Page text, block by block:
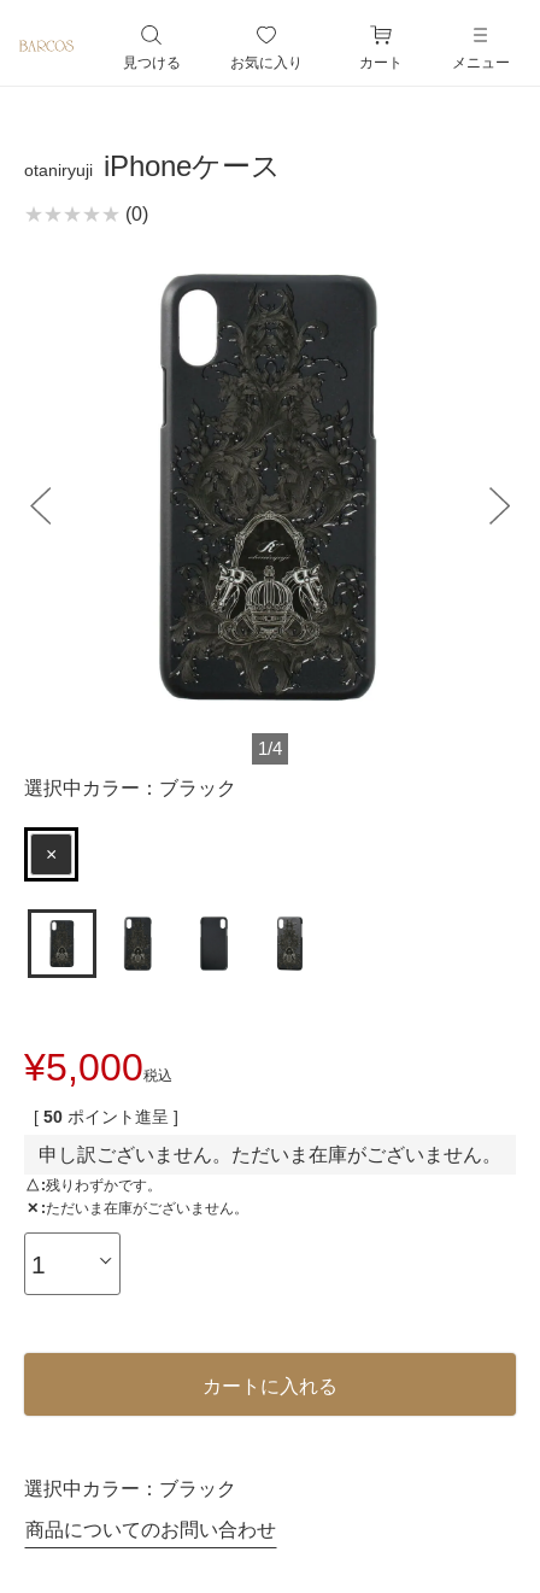
見つける お気に入り カート メニュー
otaniryuji iPhoneケース
(0)
1/4
選択中カラー： ブラック
×
¥5,000税込
[ 50 ポイント進呈 ]
申し訳ございません。ただいま在庫がございません。
△ 残りわずかです。
✕ ただいま在庫がございません。
カートに入れる
選択中カラー： ブラック
商品についてのお問い合わせ